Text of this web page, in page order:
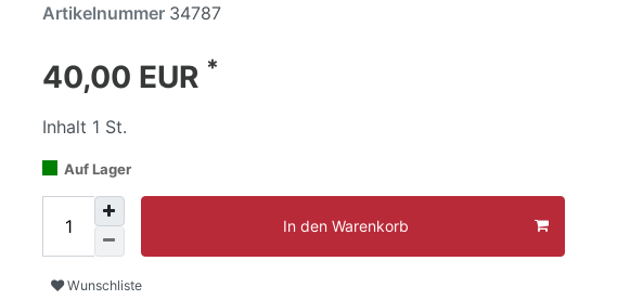
Artikelnummer 34787
40,00 EUR *
Inhalt 1 St.
Auf Lager
In den Warenkorb
Wunschliste